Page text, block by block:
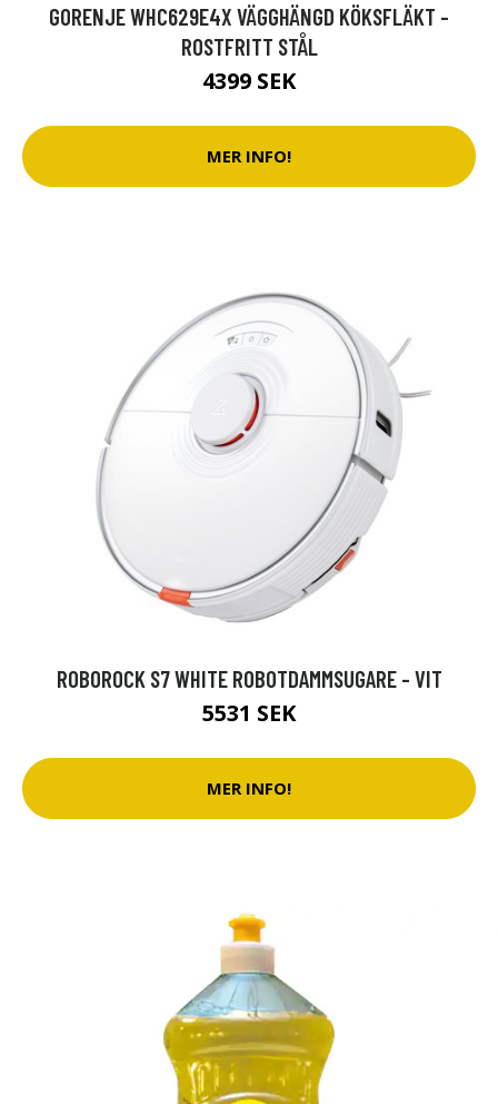
GORENJE WHC629E4X VÄGGHÄNGD KÖKSFLÄKT -
ROSTFRITT STÅL
4399 SEK
MER INFO!
ROBOROCK S7 WHITE ROBOTDAMMSUGARE - VIT
5531 SEK
MER INFO!